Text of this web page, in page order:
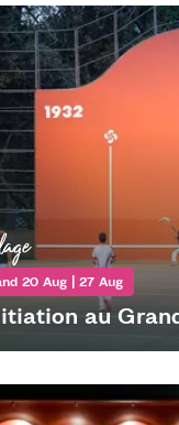
20 Aug | 27 Aug
au